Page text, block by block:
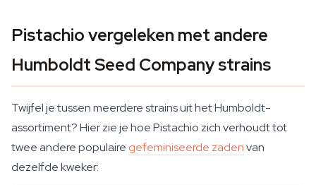
Pistachio vergeleken met andere
Humboldt Seed Company strains
Twijfel je tussen meerdere strains uit het Humboldt-
assortiment? Hier zie je hoe Pistachio zich verhoudt tot
twee andere populaire gefeminiseerde zadenvan
dezelfde kweker: